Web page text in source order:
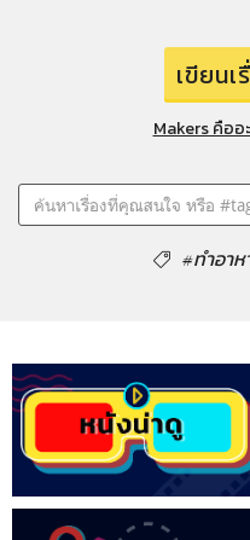
เขียน
Makers คืออ
#ทำอาห